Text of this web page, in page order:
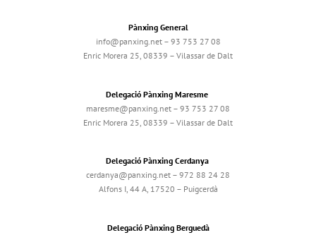
Pànxing General
info@panxing.net – 93 753 27 08
Enric Morera 25, 08339 – Vilassar de Dalt
Delegació Pànxing Maresme
maresme@panxing.net – 93 753 27 08
Enric Morera 25, 08339 – Vilassar de Dalt
Delegació Pànxing Cerdanya
cerdanya@panxing.net – 972 88 24 28
Alfons I, 44 A, 17520 – Puigcerdà
Delegació Pànxing Berguedà